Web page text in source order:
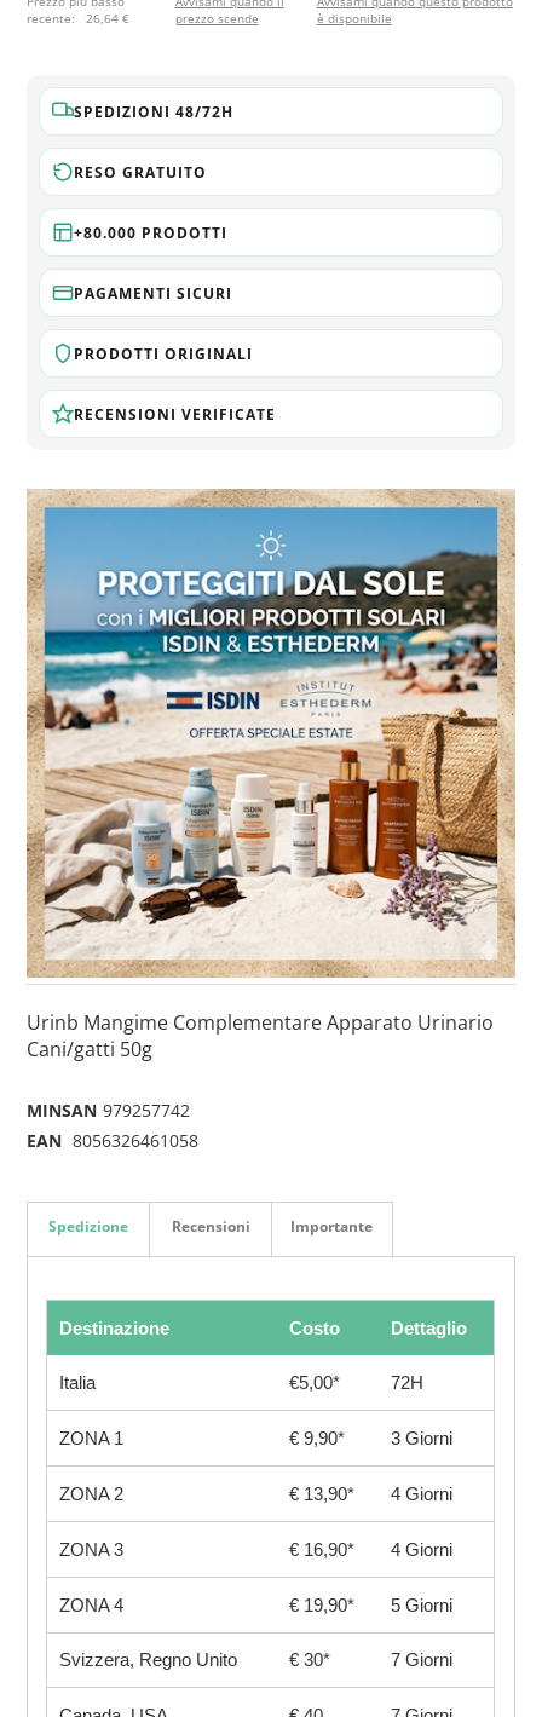
recente:
26,64 €
prezzo scende
è disponibile
SPEDIZIONI 48/72H
RESO GRATUITO
+80.000 PRODOTTI
PAGAMENTI SICURI
PRODOTTI ORIGINALI
RECENSIONI VERIFICATE
Urinb Mangime Complementare Apparato Urinario
Cani/gatti 50g
MINSAN 979257742
EAN 8056326461058
Spedizione
Destinazione Costo Dettaglio
Italia €5,00* 72H
ZONA 1 € 9,90* 3 Giorni
ZONA 2 € 13,90* 4 Giorni
ZONA 3 € 16,90* 4 Giorni
ZONA 4 € 19,90* 5 Giorni
Svizzera, Regno Unito € 30* 7 Giorni
Recensioni Importante